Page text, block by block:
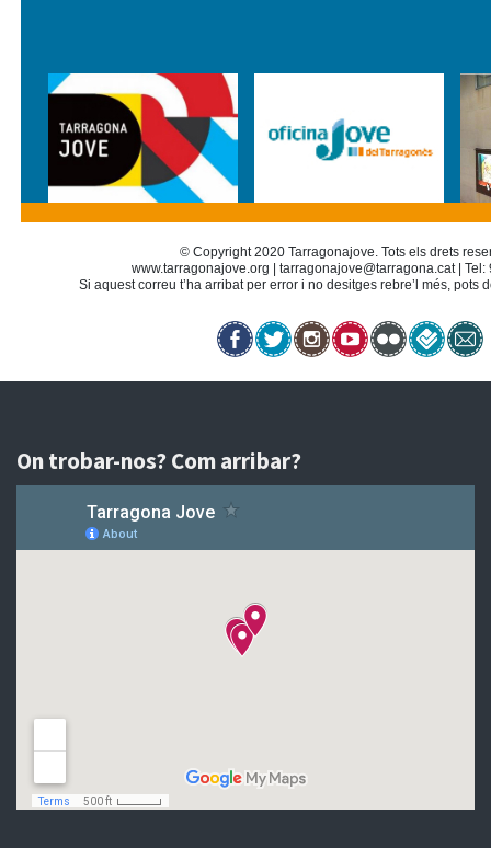
© Copyright 2020 Tarragonajove. Tots els drets
www.tarragonajove.org
tarragonajove@tarragona.cat| Tel:
Si aquest correu t’ha arribat per error i no desitges rebre’l més, pots
On trobar-nos? Com arribar?